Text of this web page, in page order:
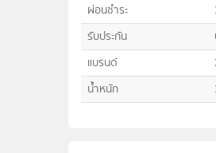
ผ่อนชำระ
รับประกัน
แบรนด์
น้ำหนัก